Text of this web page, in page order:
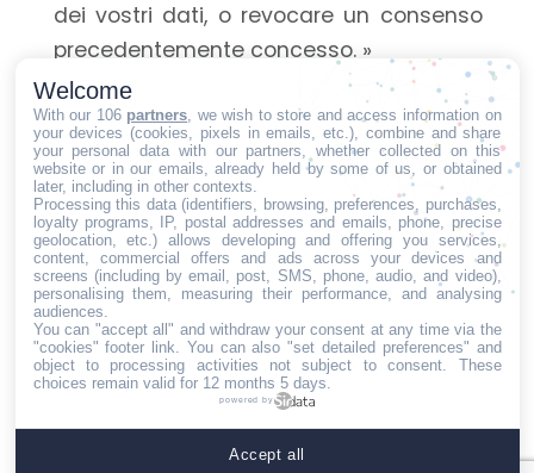
dei vostri dati, o revocare un consenso
precedentemente concesso. »
Per esercitare i vostri diritti o per
qualsiasi domanda relativa al nostro
trattamento, vi preghiamo di inviarci
un'e-mail a: dpo[@]kontikimedia.com o
una lettera a : DPO Kontiki Media - 71/75
Shelton Street - Londra - WC2H 9JQ -
Regno Unito.
Questo sito è protetto da reCAPTCHA e si applicano la
Termini di servizio
Politica di
Welcome
With our 106 partners , we wish to store and access information on
your devices (cookies, pixels in emails, etc.), combine and share
your personal data with our partners, whether collected on this
website or in our emails, already held by some of us, or obtained
later, including in other contexts.
Processing this data (identifiers, browsing, preferences, purchases,
loyalty programs, IP, postal addresses and emails, phone, precise
geolocation, etc.) allows developing and offering you services,
content, commercial offers and ads across your devices and
screens (including by email, post, SMS, phone, audio, and video),
personalising them, measuring their performance, and analysing
audiences.
You can "accept all" and withdraw your consent at any time via the
"cookies" footer link . You can also "set detailed preferences" and
object to processing activities not subject to consent. These
choices remain valid for 12 months 5 days.
powered by
Accept all